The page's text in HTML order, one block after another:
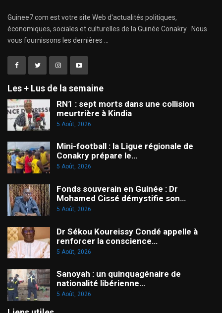
Guinee7.com est votre site Web d'actualités politiques,
économiques, sociales et culturelles de la Guinée Conakry . Nous
vous fournissons les dernières ...
Les + Lus de la semaine
RN1 : sept morts dans une collision
meurtrière à Kindia
5 Août, 2026
Mini-football : la Ligue régionale de
Conakry prépare le…
5 Août, 2026
Fonds souverain en Guinée : Dr
Mohamed Cissé démystifie son…
5 Août, 2026
Dr Sékou Koureissy Condé appelle à
renforcer la conscience…
5 Août, 2026
Sanoyah : un quinquagénaire de
nationalité libérienne…
5 Août, 2026